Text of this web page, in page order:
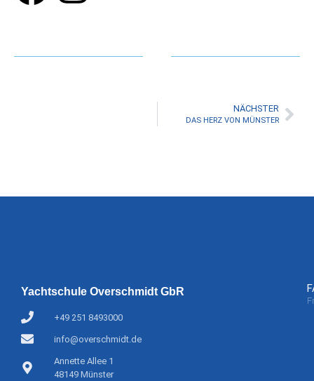
NÄCHSTER
DAS HERZ VON MÜNSTER​
Yachtschule Overschmidt GbR
+49 251 8493000
info@overschmidt.de
Annette Allee 1
48149 Münster